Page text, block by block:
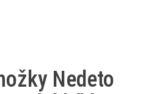
Nedeto